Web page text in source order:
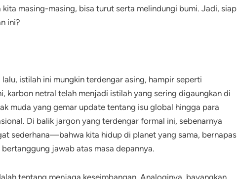
masing-masing, bisa turut serta melindungi bumi. Jadi, siap
ini?
istilah ini mungkin terdengar asing, hampir seperti
karbon netral telah menjadi istilah yang sering digaungkan di
muda yang gemar update tentang isu global hingga para
Di balik jargon yang terdengar formal ini, sebenarnya
sederhana—bahwa kita hidup di planet yang sama, bernapas
jawab atas masa depannya.
tentang menjaga keseimbangan. Analoginya, bayangkan